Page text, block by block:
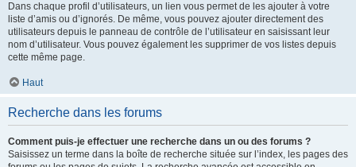
Dans chaque profil d’utilisateurs, un lien vous permet de les ajouter à votre
liste d’amis ou d’ignorés. De même, vous pouvez ajouter directement des
utilisateurs depuis le panneau de contrôle de l’utilisateur en saisissant leur
nom d’utilisateur. Vous pouvez également les supprimer de vos listes depuis
cette même page.
Haut
Recherche dans les forums
Comment puis-je effectuer une recherche dans un ou des forums ?
Saisissez un terme dans la boîte de recherche située sur l’index, les pages des